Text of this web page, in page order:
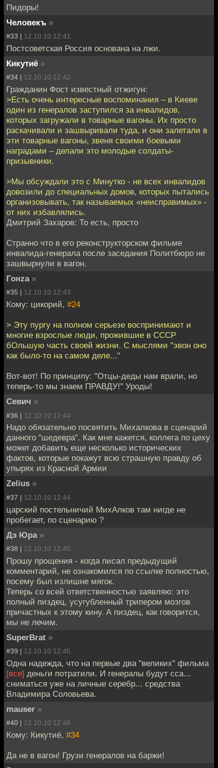
Пидоры!
Человекъ »
#33 | 12.10.10 12:41
Постсоветская Россия основана на лжи.
Кикутиё »
#34 | 12.10.10 12:42
Гражданин Фост известный отжигун:
>Есть очень интересные воспоминания – в Киеве
один из генералов заступился за инвалидов,
которых загружали в товарные вагоны. Их просто
раскачивали и зашвыривали туда, и они залетали в
эти товарные вагоны, звеня своими боевыми
наградами – делали это молодые солдаты-
призывники.
>Мы обсуждали это с Минутко - не всех инвалидов
довозили до специальных домов, которых пытались
организовывать, так называемых «неисправимых» -
от них избавлялись.
Дмитрий Захаров: То есть, просто
Странно что в его реконструкторском фильме
инвалида-генерала после заседания Политбюро не
зашвырнули в вагон.
Гонzа »
#35 | 12.10.10 12:43
Кому: цикорий, #24
> Эту пургу на полном серьезе воспринимают и
многие взрослые люди, прожившие в СССР
бОльшую часть своей жизни. С мыслями "эвон оно
как было-то на самом деле..."
Вот-вот! По принципу: "Отцы-деды нам врали, но
теперь-то мы знаем ПРАВДУ!" Уроды!
Севич »
#36 | 12.10.10 12:44
Надо обязательно посвятить Михалкова в сценарий
данного "шедевра". Как мне кажется, коллега по цеху
может добавить еще несколько исторических
фактов, которые покажут всю страшную правду об
упырях из Красной Армии
Zelius »
#37 | 12.10.10 12:44
царский постельничий МихАлков там нигде не
пробегает, по сценарию ?
Дэ Юра »
#38 | 12.10.10 12:45
Прошу прощения - когда писал предыдущий
комментарий, не ознакомился по ссылке полностью,
посему был излишне мягок.
Теперь со всей ответственностью заявляю: это
полный пиздец, усугубленный трипером мозгов
причастных к этому кину. А пиздец, как говорится,
мы не лечим.
SuperBrat »
#39 | 12.10.10 12:45
Одна надежда, что на первые два "великих" фильма
[все] деньги потратили. И генералы будут сса...
сниматься уже на личные серебр... средства
Владимира Соловьева.
mauser »
#40 | 12.10.10 12:46
Кому: Кикутиё, #34
Да не в вагон! Грузи генералов на баржи!